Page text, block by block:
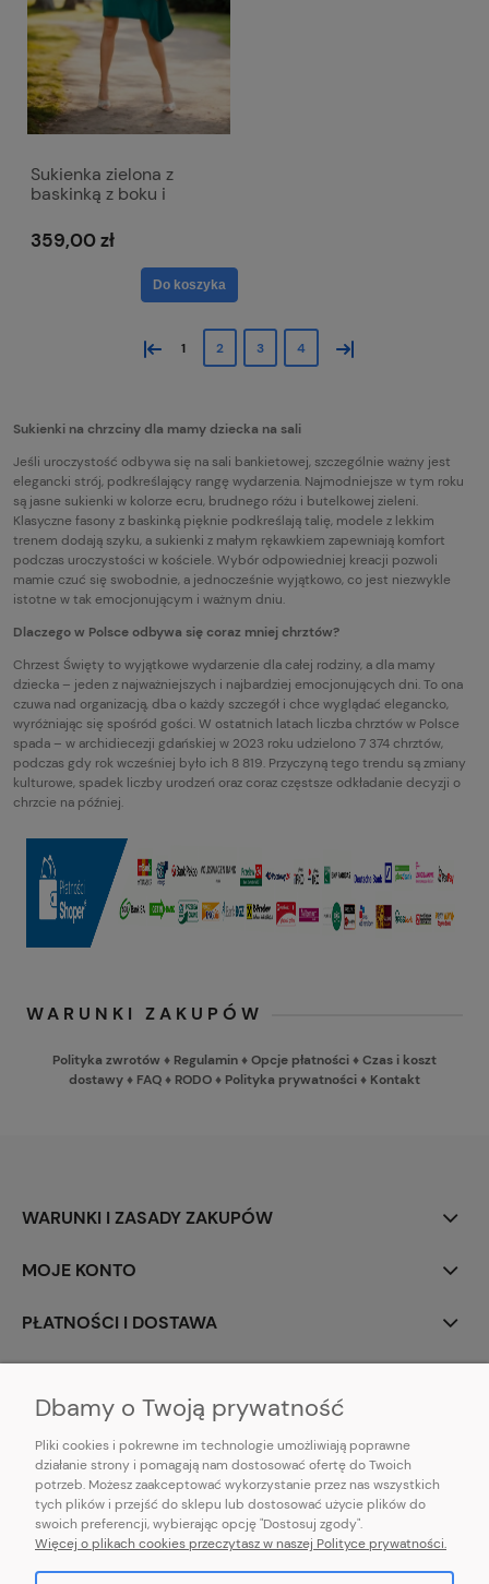
Sukienka zielona z
baskinką z boku i
Victoria
359,00 zł
Do koszyka
« 1 2 3 4 »
Sukienki na chrzciny dla mamy dziecka na sali
Jeśli uroczystość odbywa się na sali bankietowej, szczególnie ważny jest
elegancki strój, podkreślający rangę wydarzenia. Najmodniejsze w tym roku
są jasne sukienki w kolorze ecru, brudnego różu i butelkowej zieleni.
Klasyczne fasony z baskinką pięknie podkreślają talię, modele z lekkim
trenem dodają szyku, a sukienki z małym rękawkiem zapewniają komfort
podczas uroczystości w kościele. Wybór odpowiedniej kreacji pozwoli
mamie czuć się swobodnie, a jednocześnie wyjątkowo, co jest niezwykle
istotne w tak emocjonującym i ważnym dniu.
Dlaczego w Polsce odbywa się coraz mniej chrztów?
Chrzest Święty to wyjątkowe wydarzenie dla całej rodziny, a dla mamy
dziecka – jeden z najważniejszych i najbardziej emocjonujących dni. To ona
czuwa nad organizacją, dba o każdy szczegół i chce wyglądać elegancko,
wyróżniając się spośród gości. W ostatnich latach liczba chrztów w Polsce
spada – w archidiecezji gdańskiej w 2023 roku udzielono 7 374 chrztów,
podczas gdy rok wcześniej było ich 8 819. Przyczyną tego trendu są zmiany
kulturowe, spadek liczby urodzeń oraz coraz częstsze odkładanie decyzji o
chrzcie na później.
WARUNKI ZAKUPÓW
Polityka zwrotów ♦ Regulamin♦Opcje płatności♦Czas i koszt
dostawy♦ FAQ♦ RODO♦ Polityka prywatności♦ Kontakt
WARUNKI I ZASADY ZAKUPÓW
MOJE KONTO
PŁATNOŚCI I DOSTAWA
E-mail:pl101sukienek@gmail.com
101sukienek.pl
ul. Piotrkowska 317/11, Łódź 93-035, woj. łódzkie
Dbamy o Twoją prywatność
Pliki cookies i pokrewne im technologie umożliwiają poprawne
działanie strony i pomagają nam dostosować ofertę do Twoich
potrzeb. Możesz zaakceptować wykorzystanie przez nas wszystkich
tych plików i przejść do sklepu lub dostosować użycie plików do
swoich preferencji, wybierając opcję "Dostosuj zgody".
Więcej o plikach cookies przeczytasz w naszej Polityce prywatności.